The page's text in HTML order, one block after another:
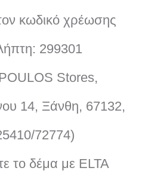
κωδικό χρέωσης
299301
Stores,
14, Ξάνθη, 67132,
72774)
το δέμα με ELTA